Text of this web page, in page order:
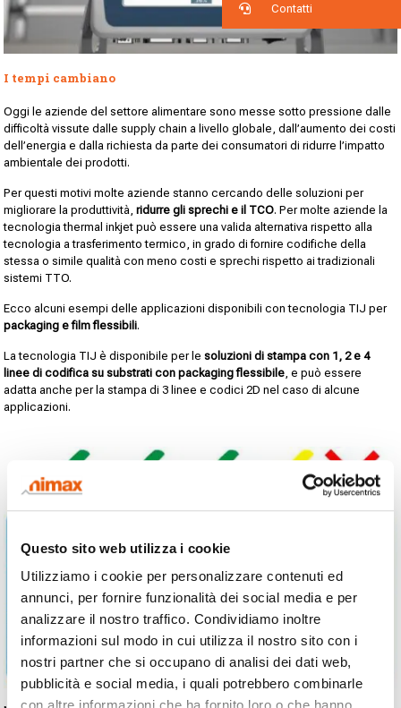
Questo sito web utilizza i cookie
Utilizziamo i cookie per personalizzare contenuti ed
annunci, per fornire funzionalità dei social media e per
analizzare il nostro traffico. Condividiamo inoltre
informazioni sul modo in cui utilizza il nostro sito con i
nostri partner che si occupano di analisi dei dati web,
pubblicità e social media, i quali potrebbero combinarle
I tempi cambiano
Oggi le aziende del settore alimentare sono messe sotto pressione dalle
difficoltà vissute dalle supply chain a livello globale, dall’aumento dei costi
dell’energia e dalla richiesta da parte dei consumatori di ridurre l’impatto
ambientale dei prodotti.
Per questi motivi molte aziende stanno cercando delle soluzioni per
migliorare la produttività,ridurre gli sprechi e il TCO. Per molte aziende la
tecnologia thermal inkjet può essere una valida alternativa rispetto alla
tecnologia a trasferimento termico, in grado di fornire codifiche della
stessa o simile qualità con meno costi e sprechi rispetto ai tradizionali
sistemi TTO.
Ecco alcuni esempi delle applicazioni disponibili con tecnologia TIJ per
packaging e film flessibili.
La tecnologia TIJ è disponibile per lesoluzioni di stampa con 1, 2 e 4
linee di codifica su substrati con packaging flessibile , e può essere
adatta anche per la stampa di 3 linee e codici 2D nel caso di alcune
applicazioni.
Contatti